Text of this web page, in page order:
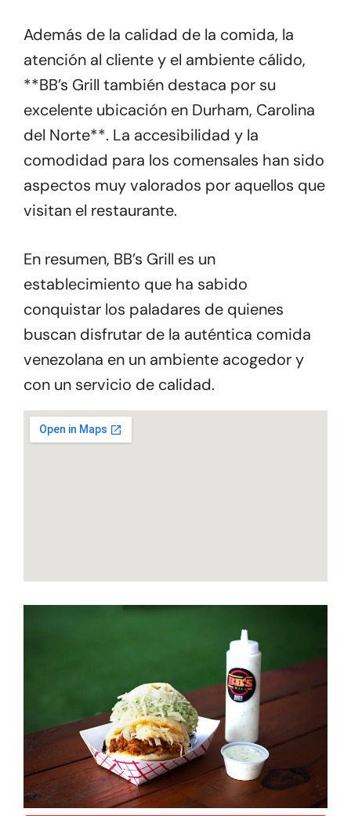
Además de la calidad de la comida, la
atención al cliente y el ambiente cálido,
**BB’s Grill también destaca por su
excelente ubicación en Durham, Carolina
del Norte**. La accesibilidad y la
comodidad para los comensales han sido
aspectos muy valorados por aquellos que
visitan el restaurante.
En resumen, BB’s Grill es un
establecimiento que ha sabido
conquistar los paladares de quienes
buscan disfrutar de la auténtica comida
venezolana en un ambiente acogedor y
con un servicio de calidad.